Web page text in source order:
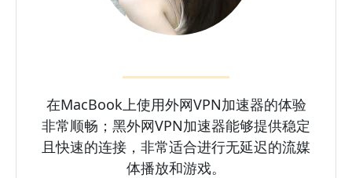
在MacBook上使用外网VPN加速器的体验
非常顺畅；黑外网VPN加速器能够提供稳定
且快速的连接，非常适合进行无延迟的流媒
体播放和游戏。